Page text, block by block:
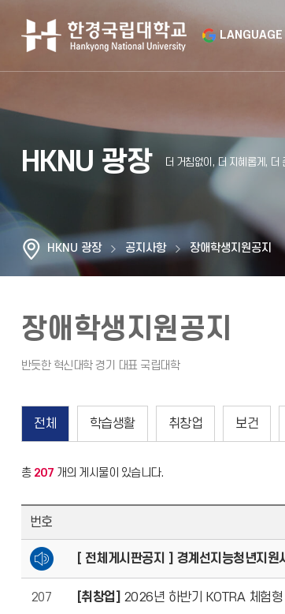
LANGUAGE
HKNU 광장
HKNU 광장 공지사항 장애학생지원공지
장애학생지원공지
전체 학습생활 취창업 보건
총 207 개의 게시물이 있습니다.
번호
[ 전체게시판공지 ] 경계선지능청년지
207 [취창업] 2026년 하반기 KOTRA 체험